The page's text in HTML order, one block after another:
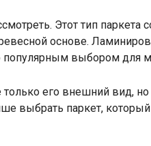
Этот тип паркета
основе.
популярным выбором для
его внешний вид, но
выбрать паркет, который